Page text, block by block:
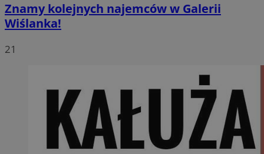
Znamy kolejnych najemców w Galerii
Wiślanka!
21